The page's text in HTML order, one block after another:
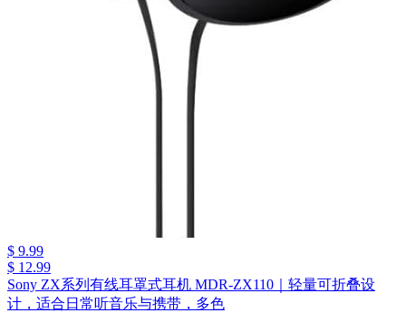
$ 9.99
$ 12.99
Sony ZX系列有线耳罩式耳机 MDR-ZX110｜轻量可折叠设
计，适合日常听音乐与携带，多色